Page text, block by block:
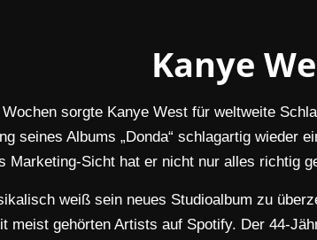
Kanye
sorgte Kanye West für weltweite
seines Albums „Donda“ schlagartig wieder
Marketing-Sicht hat er nicht nur alles richtig
weiß sein neues Studioalbum zu
meist gehörten Artists auf Spotify. Der 44-